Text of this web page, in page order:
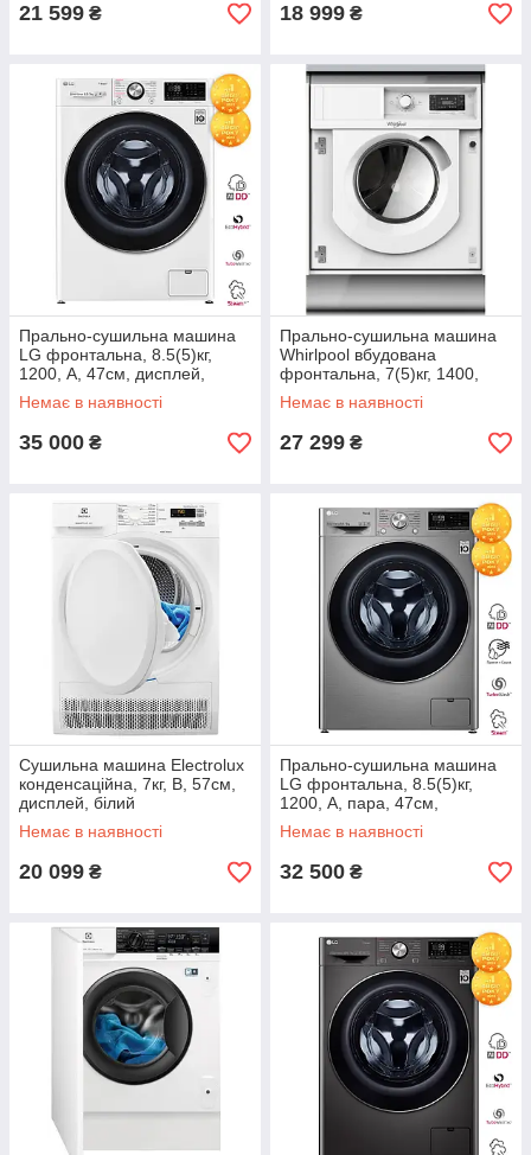
21 599 ₴ 18 999 ₴
Прально-сушильна машина
LG фронтальна, 8.5(5)кг,
1200, А, 47см, дисплей,
пара, інвертор, білий
Немає в наявності
35 000 ₴
Прально-сушильна машина
Whirlpool вбудована
фронтальна, 7(5)кг, 1400,
A+++, 60см, дисплей, пара,
інвертор, білий
Немає в наявності
27 299 ₴
Сушильна машина Electrolux
конденсаційна, 7кг, B, 57см,
дисплей, білий
Немає в наявності
20 099 ₴
Прально-сушильна машина
LG фронтальна, 8.5(5)кг,
1200, A, пара, 47см,
дисплей, пара, інвертор,
сріблястий
Немає в наявності
32 500 ₴